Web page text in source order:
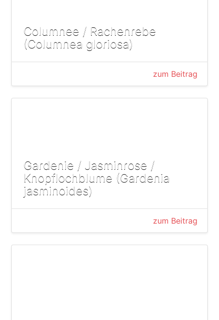
Columnee / Rachenrebe
(Columnea gloriosa)
zum Beitrag
Gardenie / Jasminrose /
Knopflochblume (Gardenia
jasminoides)
zum Beitrag